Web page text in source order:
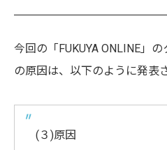
今回の「FUKUYA ONLINE」
の原因は、以下のように発表
(３)原因